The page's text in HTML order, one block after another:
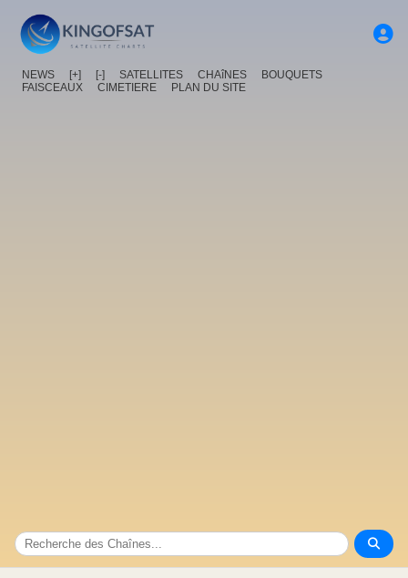
NEWS [+] [-] SATELLITES CHAîNES
BOUQUETS
FAISCEAUX
CIMETIERE PLAN DU SITE